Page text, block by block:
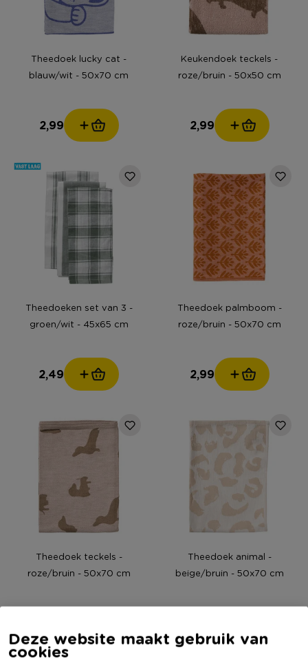
Deze website maakt gebruik van
cookies
Theedoek lucky cat -
blauw/wit - 50x70 cm
2,99
Keukendoek teckels -
roze/bruin - 50x50 cm
2,99
Theedoeken set van 3 -
groen/wit - 45x65 cm
2,49
Theedoek palmboom -
roze/bruin - 50x70 cm
2,99
Theedoek teckels -
roze/bruin - 50x70 cm
Theedoek animal -
beige/bruin - 50x70 cm